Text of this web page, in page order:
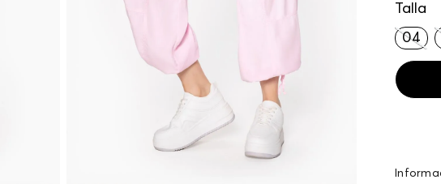
Talla
04